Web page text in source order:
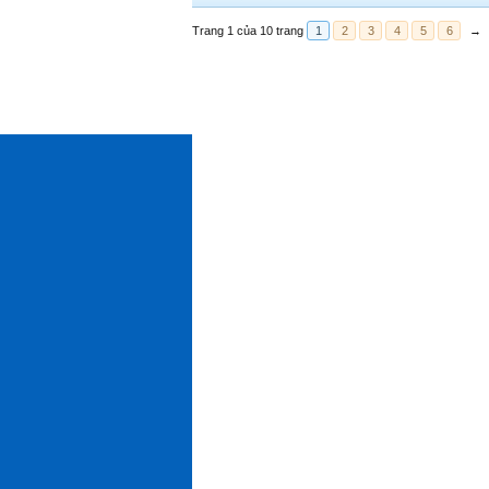
Trang 1 của 10 trang 1 2 3 4 5 6 →